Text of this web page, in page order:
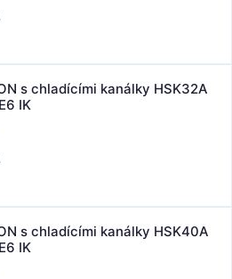
s chladícími kanálky HSK32A
IK
s chladícími kanálky HSK40A
IK